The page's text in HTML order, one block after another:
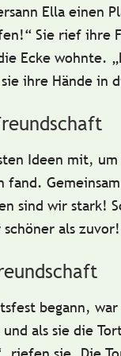
Ella einen
Sie rief ihre
Ecke wohnte.
ihre Hände
Ideen mit,
fand.
sind wir stark!
schöner als
begann,
als sie die